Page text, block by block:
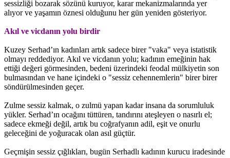
sessizliği bozarak sözünü kuruyor, karar mekanizmalarında yer
alıyor ve yaşamın öznesi olduğunu her gün yeniden gösteriyor.
Akıl ve vicdanın yolu birdir
Kuzey Serhad’ın kadınları artık sadece birer "vaka" veya istatistik
olmayı reddediyor. Akıl ve vicdanın yolu; kadının emeğinin hak
ettiği değeri görmesinden, bedeni üzerindeki feodal mülkiyetin son
bulmasından ve hane içindeki o "sessiz cehennemlerin" birer birer
söndürülmesinden geçer.
Zulme sessiz kalmak, o zulmü yapan kadar insana da sorumluluk
yükler. Serhad’ın ocağını tüttüren, tandırını ateşleyen o nasırlı el;
sadece ekmeği değil, artık bu coğrafyanın adil, eşit ve onurlu
geleceğini de yoğuracak olan asıl güçtür.
Geçmişin sessiz çığlıkları, bugün Serhadlı kadının kurucu iradesinde